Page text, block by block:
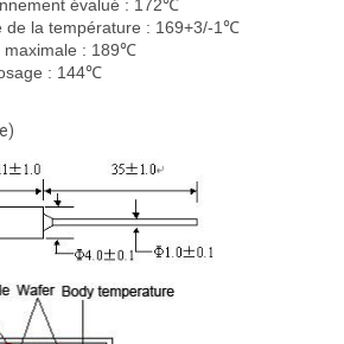
évalué : 172℃
de la température : 169+3/-1℃
maximale : 189℃
: 144℃